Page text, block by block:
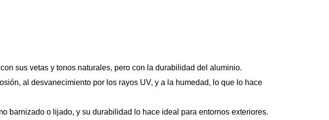
sus vetas y tonos naturales, pero con la durabilidad del aluminio.
al desvanecimiento por los rayos UV, y a la humedad, lo que lo hace
barnizado o lijado, y su durabilidad lo hace ideal para entornos exteriores.